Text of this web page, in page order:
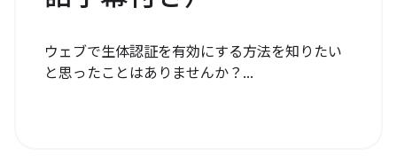
ウェブで生体認証を有効にする方法を知りたい
と思ったことはありませんか？...